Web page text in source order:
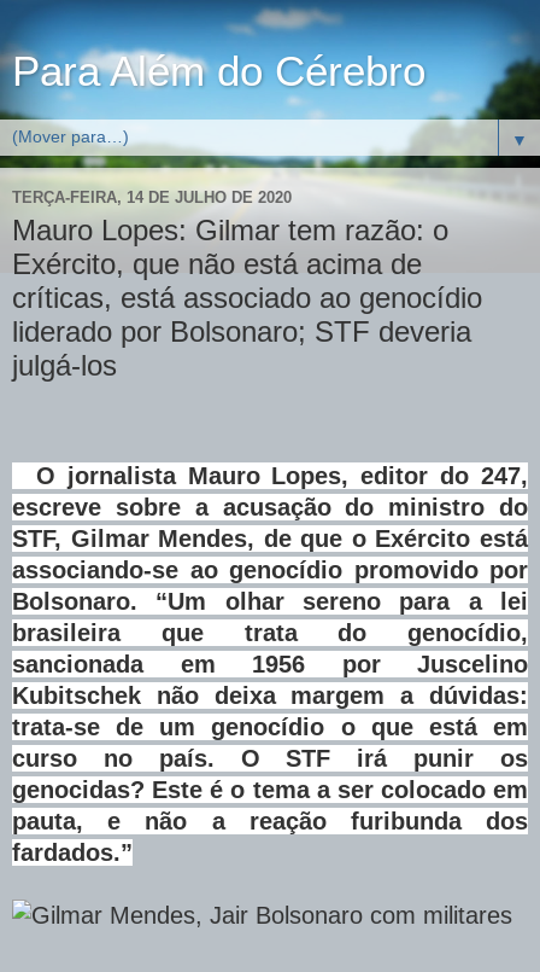
Para Além do Cérebro
▼
TERÇA-FEIRA, 14 DE JULHO DE 2020
Mauro Lopes: Gilmar tem razão: o
Exército, que não está acima de
críticas, está associado ao genocídio
liderado por Bolsonaro; STF deveria
julgá-los
O jornalista Mauro Lopes, editor do 247,
escreve sobre a acusação do ministro do
STF, Gilmar Mendes, de que o Exército está
associando-se ao genocídio promovido por
Bolsonaro. “Um olhar sereno para a lei
brasileira que trata do genocídio,
sancionada em 1956 por Juscelino
Kubitschek não deixa margem a dúvidas:
trata-se de um genocídio o que está em
curso no país. O STF irá punir os
genocidas? Este é o tema a ser colocado em
pauta, e não a reação furibunda dos
fardados.”